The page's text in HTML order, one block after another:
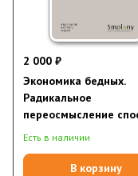
2 000 ₽
Экономика бедных.
Радикальное
переосмысление
преодоления мировой
Есть в наличии
В корзину